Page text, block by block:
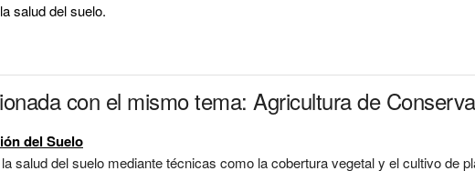
salud del suelo.
con el mismo tema: Agricultura de
del Suelo
salud del suelo mediante técnicas como la cobertura vegetal y el cultivo de